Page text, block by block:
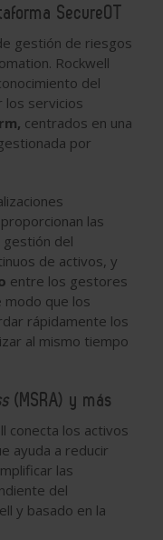
SecureOT
gestión de riesgos
Rockwell
del
los servicios
centrados en una
por
las
gestión del
de activos, y
entre los gestores
modo que los
rápidamente los
al mismo tiempo
(MSRA) y más
conecta los activos
ayuda a reducir
las
del
y basado en la